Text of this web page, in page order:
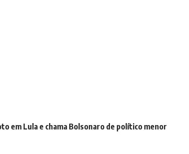
em Lula e chama Bolsonaro de político menor